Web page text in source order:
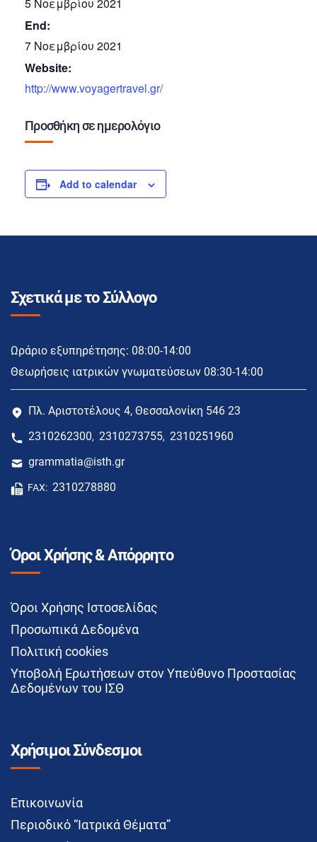
End:
7 Νοεμβρίου 2021
Website:
http://www.voyagertravel.gr/
Προσθήκη σε ημερολόγιο
Add to calendar
Σχετικά με το Σύλλογο
Ωράριο εξυπηρέτησης: 08:00-14:00
Θεωρήσεις ιατρικών γνωματεύσεων 08:30-14:00
Πλ. Αριστοτέλους 4, Θεσσαλονίκη 546 23
2310262300, 2310273755, 2310251960
grammatia@isth.gr
FAX: 2310278880
Όροι Χρήσης & Απόρρητο
Όροι Χρήσης Ιστοσελίδας
Προσωπικά Δεδομένα
Πολιτική cookies
Υποβολή Ερωτήσεων στον Υπεύθυνο Προστασίας
Δεδομένων του ΙΣΘ
Χρήσιμοι Σύνδεσμοι
Επικοινωνία
Περιοδικό “Ιατρικά Θέματα”